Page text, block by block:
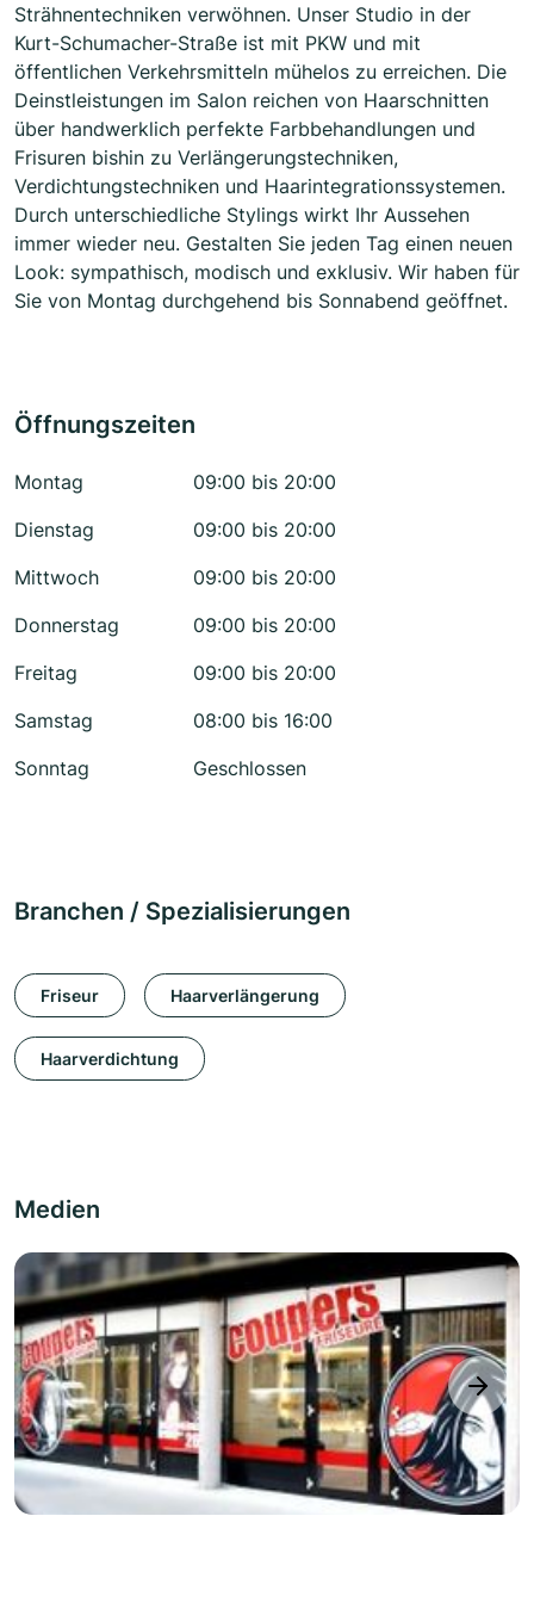
Strähnentechniken verwöhnen. Unser Studio in der
Kurt-Schumacher-Straße ist mit PKW und mit
öffentlichen Verkehrsmitteln mühelos zu erreichen. Die
Deinstleistungen im Salon reichen von Haarschnitten
über handwerklich perfekte Farbbehandlungen und
Frisuren bishin zu Verlängerungstechniken,
Verdichtungstechniken und Haarintegrationssystemen.
Durch unterschiedliche Stylings wirkt Ihr Aussehen
immer wieder neu. Gestalten Sie jeden Tag einen neuen
Look: sympathisch, modisch und exklusiv. Wir haben für
Sie von Montag durchgehend bis Sonnabend geöffnet.
Öffnungszeiten
Montag
09:00 bis 20:00
Dienstag
09:00 bis 20:00
Mittwoch
09:00 bis 20:00
Donnerstag
09:00 bis 20:00
Freitag
09:00 bis 20:00
Samstag
08:00 bis 16:00
Sonntag
Geschlossen
Branchen / Spezialisierungen
Friseur Haarverlängerung
Haarverdichtung
Medien
next